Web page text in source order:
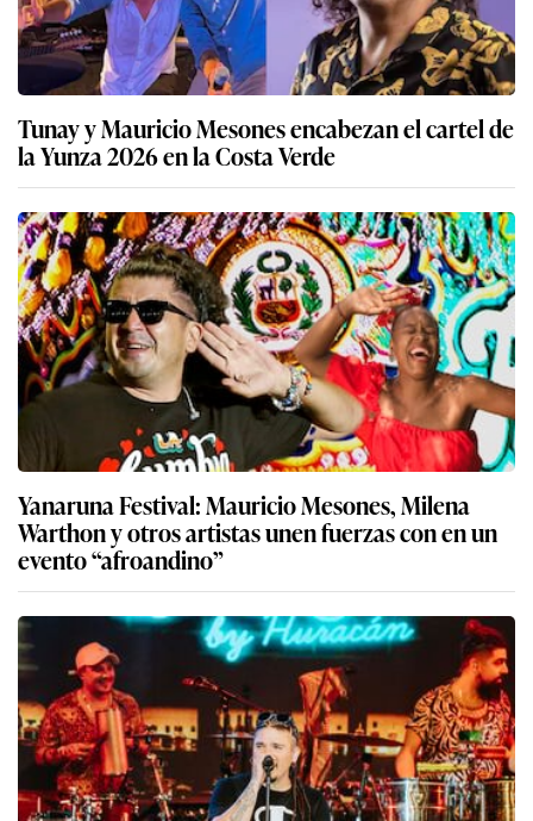
Tunay y Mauricio Mesones encabezan el cartel de
la Yunza 2026 en la Costa Verde
Yanaruna Festival: Mauricio Mesones, Milena
Warthon y otros artistas unen fuerzas con en un
evento “afroandino”